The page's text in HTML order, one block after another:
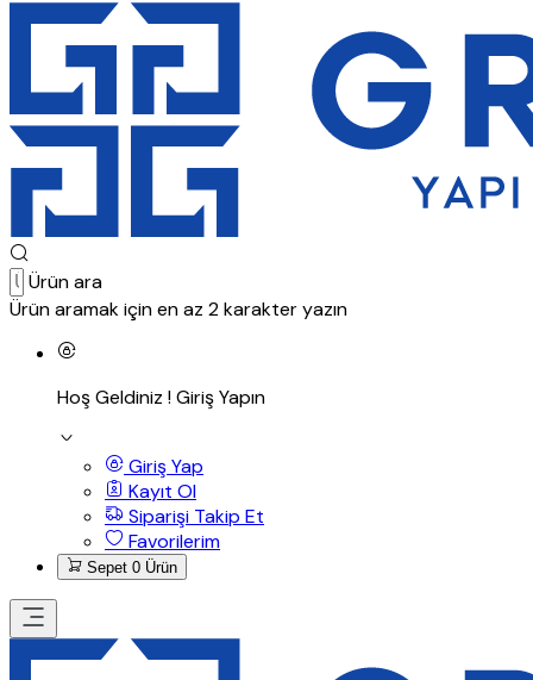
Ürün ara
Ürün aramak için en az 2 karakter yazın
Hoş Geldiniz !Giriş Yapın
Giriş Yap
Kayıt Ol
Siparişi Takip Et
Favorilerim
Sepet 0 Ürün